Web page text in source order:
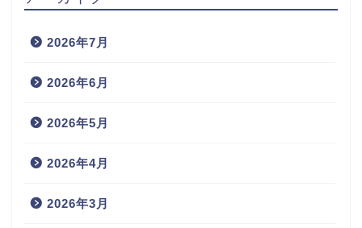
2026年7月
2026年6月
2026年5月
2026年4月
2026年3月